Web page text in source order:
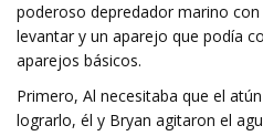
poderoso depredador marino
levantar y un aparejo que podía
aparejos básicos.
Primero, Al necesitaba que el
lograrlo, él y Bryan agitaron el